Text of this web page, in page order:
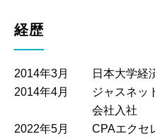
経歴
2014年3月
日本大学経
2014年4月
ジャスネッ
会社入社
2022年5月
CPAエクセ